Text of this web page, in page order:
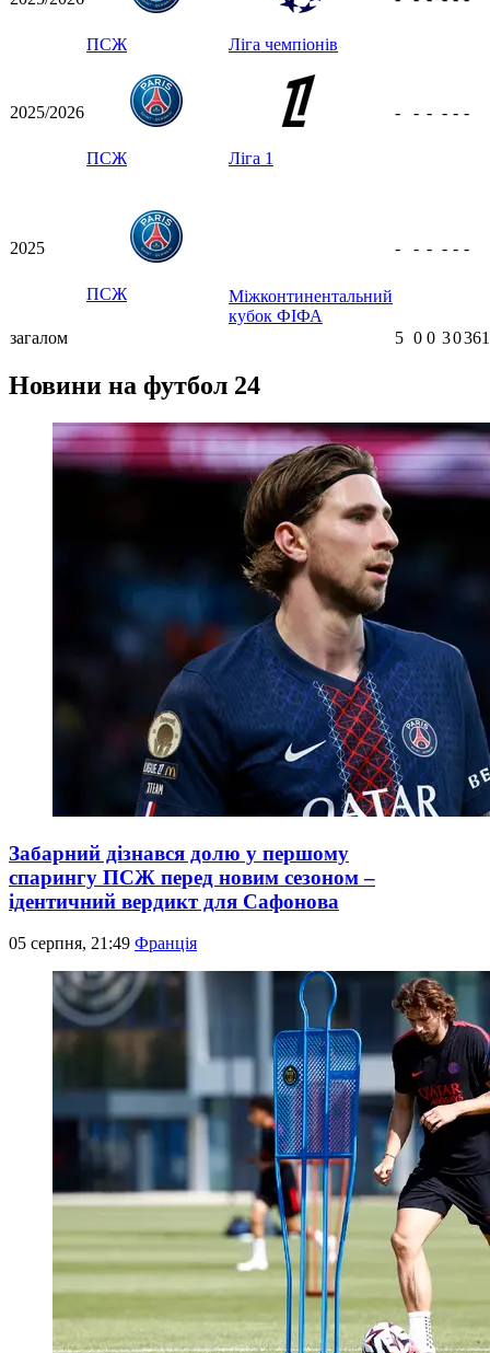
ПСЖ Ліга чемпіонів
2025/2026
ПСЖ Ліга 1
- - - - - -
2025
ПСЖ
Міжконтинентальний
кубок ФІФА
- - - - - -
загалом 5 0 0 30
Новини на футбол 24
Забарний дізнався долю у першому
спарингу ПСЖ перед новим сезоном –
ідентичний вердикт для Сафонова
05 серпня, 21:49 Франція